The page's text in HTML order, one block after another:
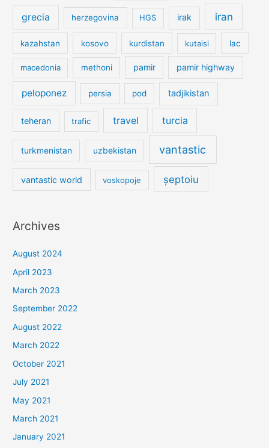
grecia herzegovina HGS irak iran
kazahstan kosovo kurdistan kutaisi lac
macedonia methoni pamir pamir highway
peloponez persia pod tadjikistan
teheran trafic travel turcia
turkmenistan uzbekistan vantastic
vantastic world voskopoje șeptoiu
Archives
August 2024
April 2023
March 2023
September 2022
August 2022
March 2022
October 2021
July 2021
May 2021
March 2021
January 2021